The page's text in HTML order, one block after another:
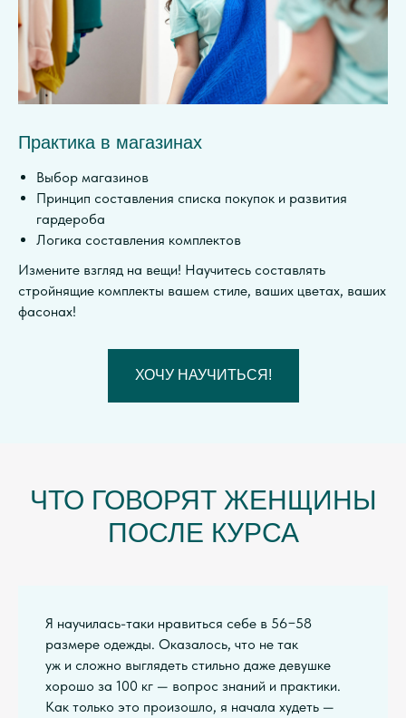
Практика в магазинах
Выбор магазинов
Принцип составления списка покупок и развития
гардероба
Логика составления комплектов
Измените взгляд на вещи! Научитесь составлять
стройнящие комплекты вашем стиле, ваших цветах, ваших
фасонах!
ХОЧУ НАУЧИТЬСЯ!
ЧТО ГОВОРЯТ ЖЕНЩИНЫ
ПОСЛЕ КУРСА
Я научилась-таки нравиться себе в 56−58
размере одежды. Оказалось, что не так
уж и сложно выглядеть стильно даже девушке
хорошо за 100 кг — вопрос знаний и практики.
Как только это произошло, я начала худеть —